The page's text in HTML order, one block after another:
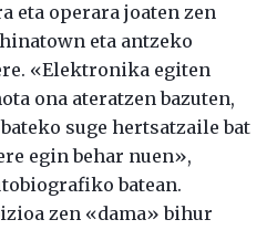
eta operara joaten zen
eta antzeko
«Elektronika egiten
ona ateratzen bazuten,
suge hertsatzaile bat
egin behar nuen»,
batean.
zen «dama» bihur